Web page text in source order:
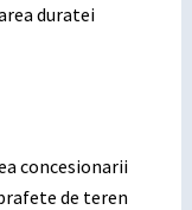
duratei
concesionarii
de teren